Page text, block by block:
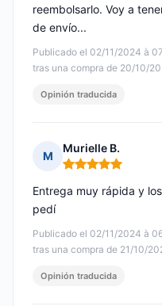
Publicado el 02/11/2024 à
tras una compra de 20/10/
reembolsarlo. Voy a
de envío...
Opinión traducida
M
Murielle B.
Nota: 5 de 5
Publicado el 02/11/2024 à
tras una compra de 21/10/
Entrega muy rápida y
pedí
Opinión traducida